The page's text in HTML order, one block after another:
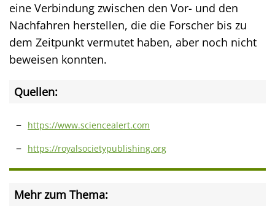
eine Verbindung zwischen den Vor- und den
Nachfahren herstellen, die die Forscher bis zu
dem Zeitpunkt vermutet haben, aber noch nicht
beweisen konnten.
Quellen:
https://www.sciencealert.com
https://royalsocietypublishing.org
Mehr zum Thema: